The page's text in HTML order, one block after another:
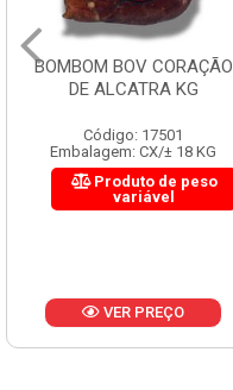
BOMBOM BOV CORAÇÃO
DE ALCATRA KG
Código: 17501
Embalagem: CX/± 18 KG
Produto de peso
variável
VER PREÇO